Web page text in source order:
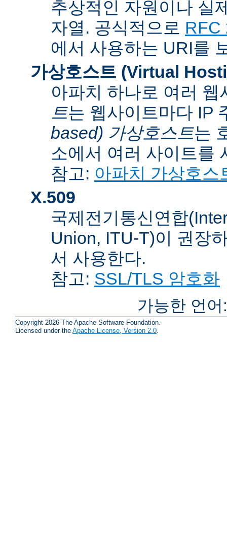
추상적인 자원이나 실
자열. 공식적으로 RFC
에서 사용하는 URI를
가상호스트 (Virtual
아파치 하나로 여러
트는 웹사이트마다 IP
based) 가상호스트는
소에서 여러 사이트를
참고: 아파치 가상호스
X.509
국제전기통신연합
Union, ITU-T)이 권장
서 사용한다.
참고: SSL/TLS 암호화
가능한 언
Copyright 2026 The Apache Software Foundation.
Licensed under the Apache License, Version 2.0.